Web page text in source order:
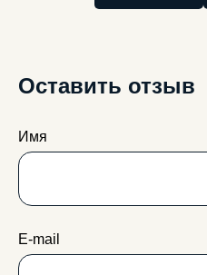
Оставить отзыв
Имя
E-mail
категория А
О нас
категория C
Акции
категория D
Расписание
Отзывы